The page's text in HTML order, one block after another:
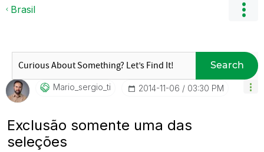
Brasil
Search
Mario_sergio_ti ‎2014-11-06 03:30 PM
Exclusão somente uma das
seleções